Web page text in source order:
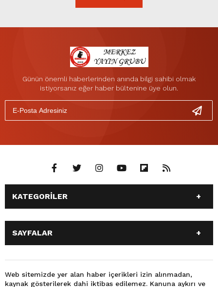
Günün önemli haberlerinden anında bilgi sahibi olmak
istiyorsanız eğer haber bültenine üye olun.
KATEGORİLER
ANASAYFA
GÜNDEM
SİYASET
SPOR
EKONOMİ
TEKNOLOJİ
3. SAYFA
BÜYÜKŞEHİR BELEDİYESİ
DÜNYA
SAYFALAR
SİYASET
EĞİTİM
SPOR
EKONOMİ
Web sitemizde yer alan haber içerikleri izin alınmadan,
kaynak gösterilerek dahi iktibas edilemez. Kanuna aykırı ve